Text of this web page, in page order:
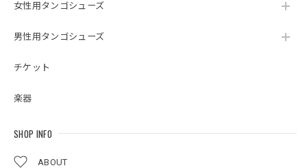
女性用タンゴシューズ
男性用タンゴシューズ
チケット
楽器
SHOP INFO
ABOUT